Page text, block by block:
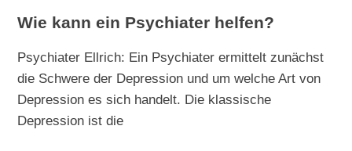
Wie kann ein Psychiater helfen?
Psychiater Ellrich: Ein Psychiater ermittelt zunächst
die Schwere der Depression und um welche Art von
Depression es sich handelt. Die klassische
Depression ist die